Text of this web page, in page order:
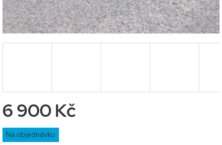
6 900 Kč
Měrná
cena:
Na objednávku